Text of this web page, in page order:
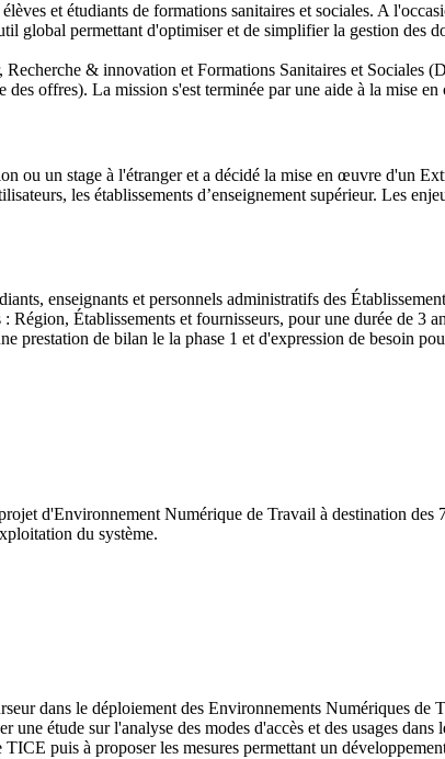
et étudiants de formations sanitaires et sociales. A
global permettant d'optimiser et de simplifier la gestion des
& innovation et Formations Sanitaires et Sociales
offres). La mission s'est terminée par une aide à la mise
ou un stage à l'étranger et a décidé la mise en œuvre d'un
les établissements d’enseignement supérieur. Les
enseignants et personnels administratifs des
Région, Établissements et fournisseurs, pour une durée de 3
prestation de bilan le la phase 1 et d'expression de besoin
d'Environnement Numérique de Travail à destination des
du système.
dans le déploiement des Environnements Numériques
étude sur l'analyse des modes d'accès et des usages
puis à proposer les mesures permettant un